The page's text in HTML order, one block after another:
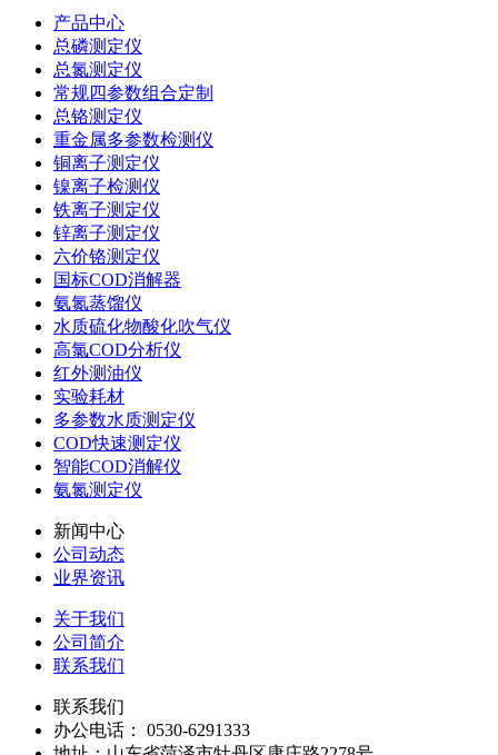
产品中心
总磷测定仪
总氮测定仪
常规四参数组合定制
总铬测定仪
重金属多参数检测仪
铜离子测定仪
镍离子检测仪
铁离子测定仪
锌离子测定仪
六价铬测定仪
国标COD消解器
氨氮蒸馏仪
水质硫化物酸化吹气仪
高氯COD分析仪
红外测油仪
实验耗材
多参数水质测定仪
COD快速测定仪
智能COD消解仪
氨氮测定仪
新闻中心
公司动态
业界资讯
关于我们
公司简介
联系我们
联系我们
办公电话： 0530-6291333